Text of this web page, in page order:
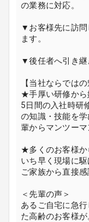
の業務に対応。
▼お客様先に訪問
ます。
▼後任者へ引き継
【当社ならではの
★手厚い研修から
5日間の入社時研
の知識・技能を
輩からマンツーマ
★多くのお客様か
いち早く現場に
ご家族から直接感
＜先輩の声＞
あるご自宅に急
た高齢のお客様